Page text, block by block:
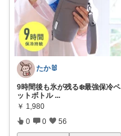
たか🐰
9時間後も氷が残る❄️最強保冷ペ
ットボトル ...
￥ 1,980
0 0 56